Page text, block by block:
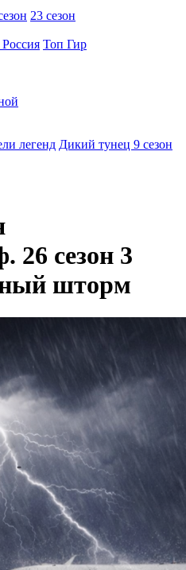
23 сезон
Топ Гир
легенд Дикий тунец 9 сезон
26 сезон 3
шторм